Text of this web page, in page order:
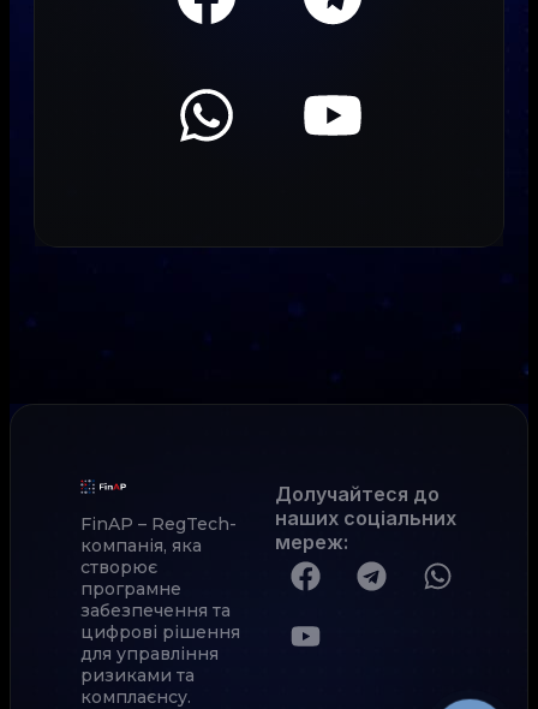
FinAP – RegTech-
компанія, яка
створює
програмне
забезпечення та
цифрові рішення
для управління
ризиками та
комплаєнсу.
Долучайтеся до
наших соціальних
мереж: